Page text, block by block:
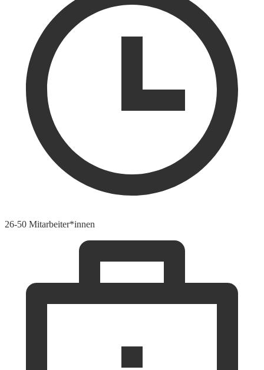
26-50 Mitarbeiter*innen